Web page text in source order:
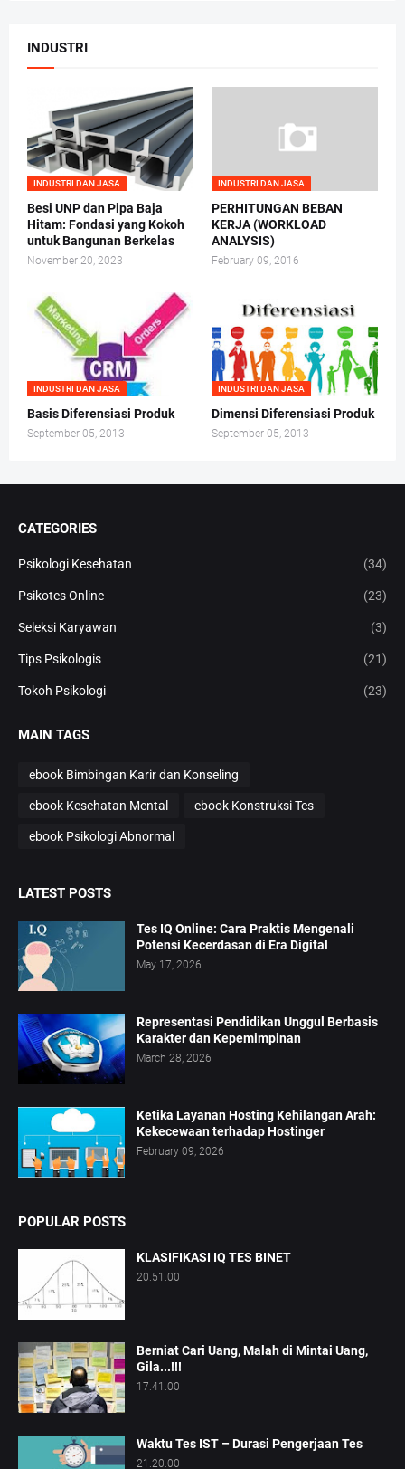
INDUSTRI
INDUSTRI DAN JASA
Besi UNP dan Pipa Baja
Hitam: Fondasi yang Kokoh
untuk Bangunan Berkelas
November 20, 2023
INDUSTRI DAN JASA
PERHITUNGAN BEBAN
KERJA (WORKLOAD
ANALYSIS)
February 09, 2016
INDUSTRI DAN JASA
Basis Diferensiasi Produk
September 05, 2013
INDUSTRI DAN JASA
Dimensi Diferensiasi Produk
September 05, 2013
CATEGORIES
Psikologi Kesehatan (34)
Psikotes Online (23)
Seleksi Karyawan (3)
Tips Psikologis (21)
Tokoh Psikologi (23)
MAIN TAGS
ebook Bimbingan Karir dan Konseling
ebook Kesehatan Mental ebook Konstruksi Tes
ebook Psikologi Abnormal
LATEST POSTS
Tes IQ Online: Cara Praktis Mengenali
Potensi Kecerdasan di Era Digital
May 17, 2026
Representasi Pendidikan Unggul Berbasis
Karakter dan Kepemimpinan
March 28, 2026
Ketika Layanan Hosting Kehilangan Arah:
Kekecewaan terhadap Hostinger
February 09, 2026
POPULAR POSTS
KLASIFIKASI IQ TES BINET
20.51.00
Berniat Cari Uang, Malah di Mintai Uang,
Gila...!!!
17.41.00
Waktu Tes IST – Durasi Pengerjaan Tes
21.20.00